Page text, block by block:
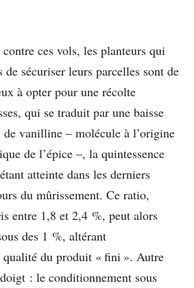
ces vols, les planteurs qui
de sécuriser leurs parcelles sont de
à opter pour une récolte
qui se traduit par une baisse
vanilline – molécule à l’origine
de l’épice ­–, la quintessence
atteinte dans les derniers
du mûrissement. Ce ratio,
entre 1,8 et 2,4 %, peut alors
des 1 %, altérant
qualité du produit « fini ». Autre
: le conditionnement sous